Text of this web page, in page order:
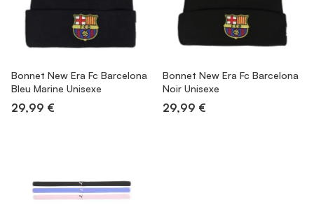
Bonnet New Era Fc Barcelona
Bleu Marine Unisexe
29,99 €
Bonnet New Era Fc Barcelona
Noir Unisexe
29,99 €